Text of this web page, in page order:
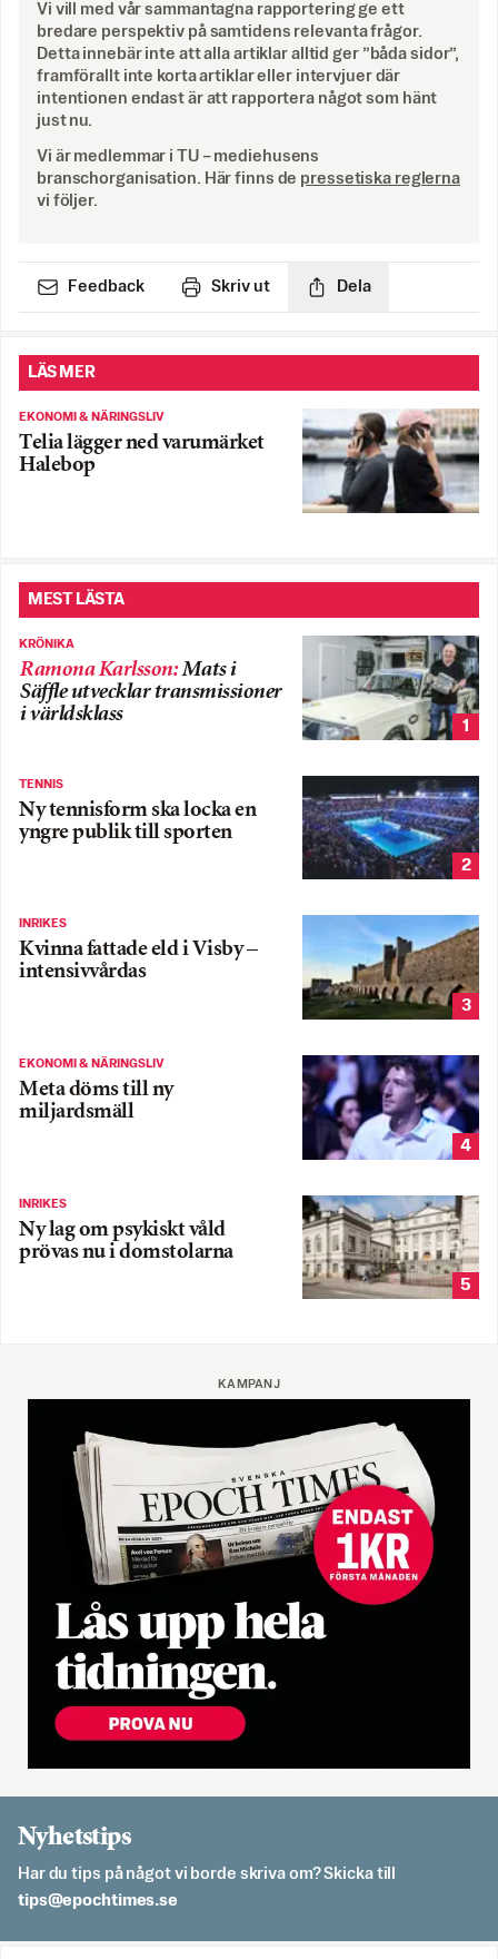
Vi vill med vår sammantagna rapportering ge ett
bredare perspektiv på samtidens relevanta frågor.
Detta innebär inte att alla artiklar alltid ger ”båda sidor”,
framförallt inte korta artiklar eller intervjuer där
intentionen endast är att rapportera något som hänt
just nu.
Vi är medlemmar i TU – mediehusens
branschorganisation. Här finns de pressetiska reglerna
vi följer.
Feedback Skriv ut Dela
LÄS MER
EKONOMI & NÄRINGSLIV
Telia lägger ned varumärket
Halebop
MEST LÄSTA
KRÖNIKA
Ramona Karlsson:Mats i
Säffle utvecklar transmissioner
i världsklass
1
TENNIS
Ny tennisform ska locka en
yngre publik till sporten
2
INRIKES
Kvinna fattade eld i Visby –
intensivvårdas
3
EKONOMI & NÄRINGSLIV
Meta döms till ny
miljardsmäll
4
INRIKES
Ny lag om psykiskt våld
prövas nu i domstolarna
5
KAMPANJ
Nyhetstips
Har du tips på något vi borde skriva om? Skicka till
es.semithcope@spit